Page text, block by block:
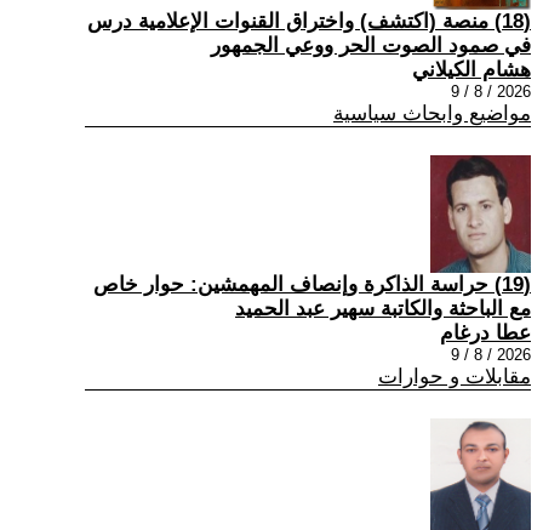
(18) منصة (اكتشف) واختراق القنوات الإعلامية درس
في صمود الصوت الحر ووعي الجمهور
هشام الكيلاني
2026 / 8 / 9
مواضيع وابحاث سياسية
(19) حراسة الذاكرة وإنصاف المهمشين: حوار خاص
مع الباحثة والكاتبة سهير عبد الحميد
عطا درغام
2026 / 8 / 9
مقابلات و حوارات